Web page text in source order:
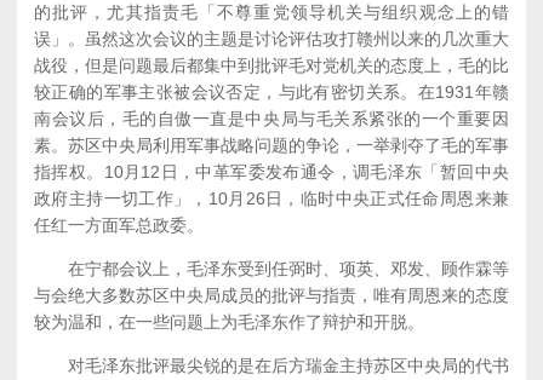
的批评，尤其指责毛「不尊重党领导机关与组织观念上的错
误」。虽然这次会议的主题是讨论评估攻打赣州以来的几次重大
战役，但是问题最后都集中到批评毛对党机关的态度上，毛的比
较正确的军事主张被会议否定，与此有密切关系。在1931年赣
南会议后，毛的自傲一直是中央局与毛关系紧张的一个重要因
素。苏区中央局利用军事战略问题的争论，一举剥夺了毛的军事
指挥权。10月12日，中革军委发布通令，调毛泽东「暂回中央
政府主持一切工作」，10月26日，临时中央正式任命周恩来兼
任红一方面军总政委。
在宁都会议上，毛泽东受到任弼时、项英、邓发、顾作霖等
与会绝大多数苏区中央局成员的批评与指责，唯有周恩来的态度
较为温和，在一些问题上为毛泽东作了辩护和开脱。
对毛泽东批评最尖锐的是在后方瑞金主持苏区中央局的代书